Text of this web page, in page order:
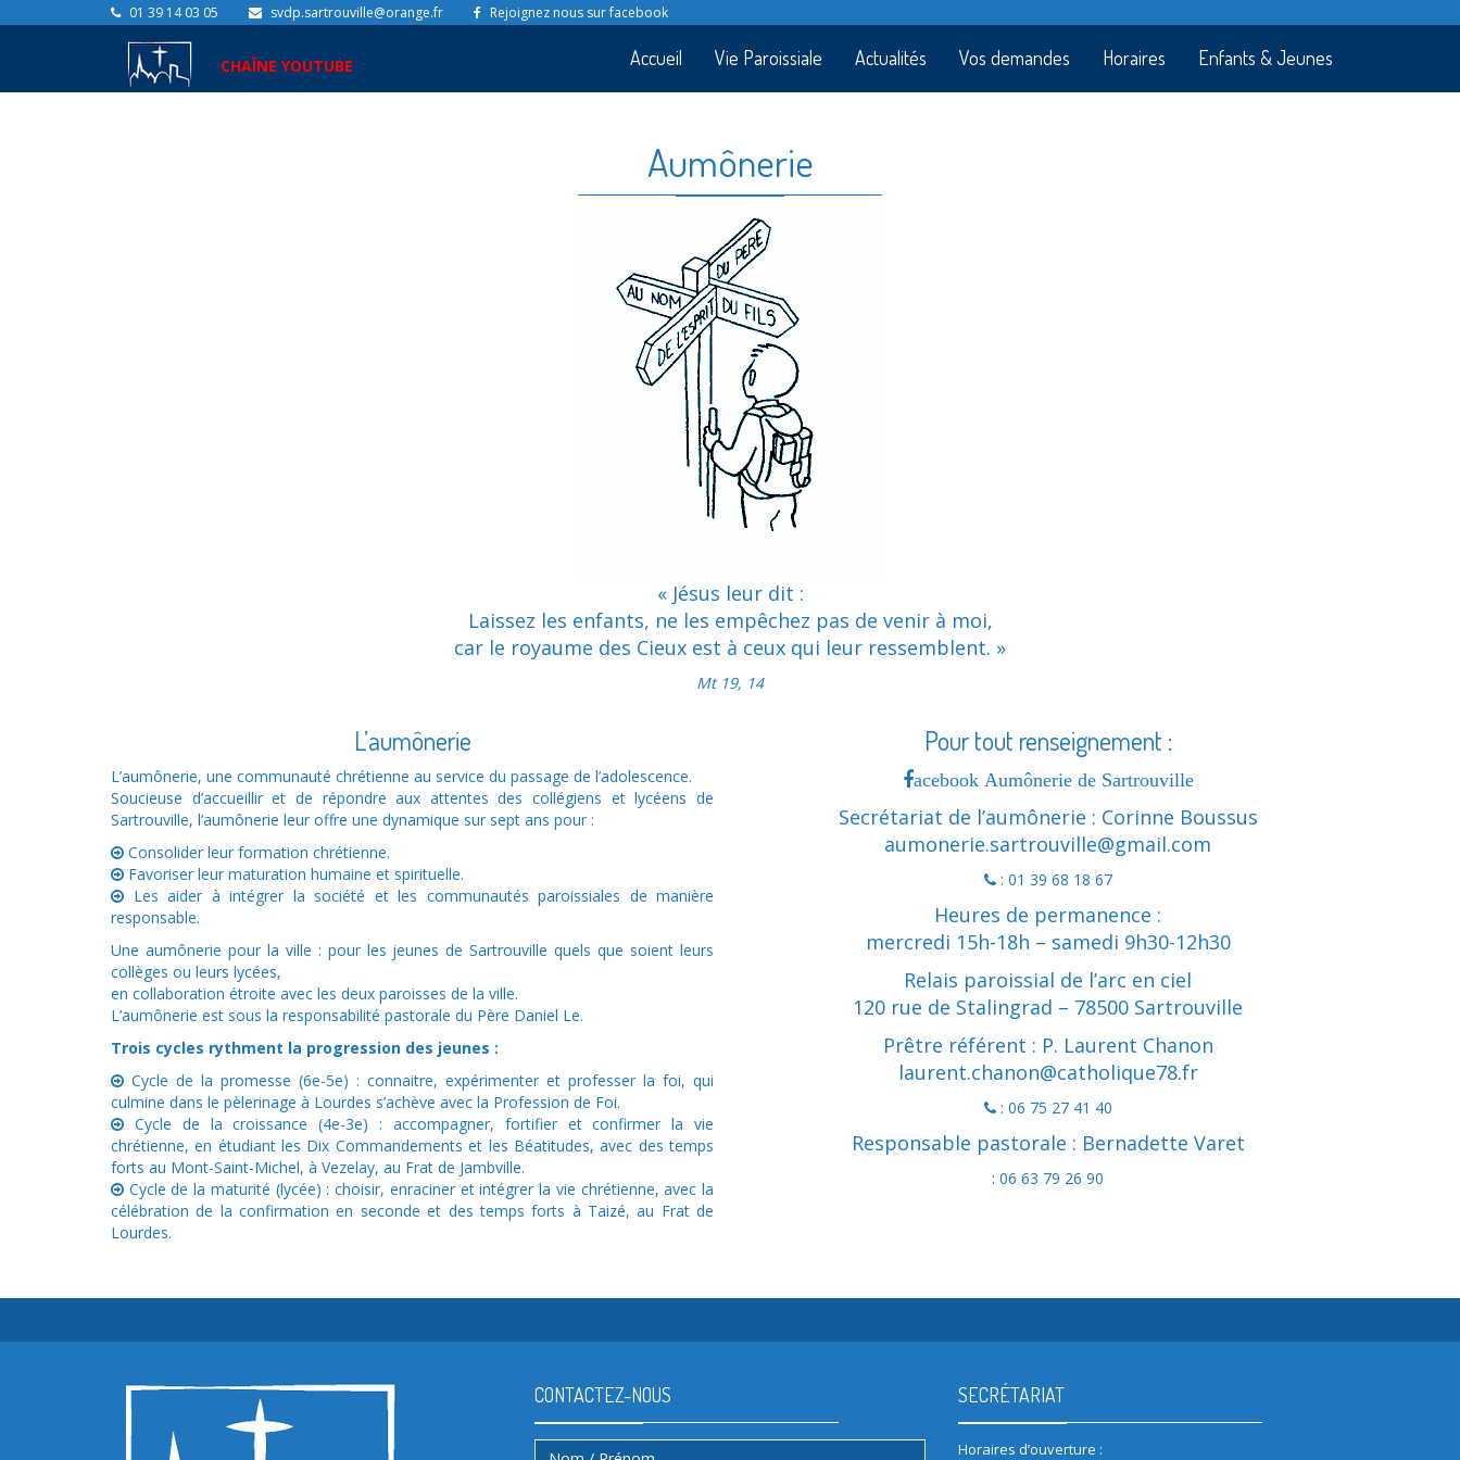
01 39 14 03 05 svdp.sartrouville@orange.fr Rejoignez nous sur facebook
CHAÎNE YOUTUBE Accueil Vie Paroissiale Actualités Vos demandes Horaires Enfants & Jeunes
Aumônerie
« Jésus leur dit :
Laissez les enfants, ne les empêchez pas de venir à moi,
car le royaume des Cieux est à ceux qui leur ressemblent. »
Mt 19, 14
L’aumônerie
L’aumônerie, une communauté chrétienne au service du passage de l’adolescence.
Soucieuse d’accueillir et de répondre aux attentes des collégiens et lycéens de
Sartrouville, l’aumônerie leur offre une dynamique sur sept ans pour :
Consolider leur formation chrétienne.
Favoriser leur maturation humaine et spirituelle.
Les aider à intégrer la société et les communautés paroissiales de manière
responsable.
Une aumônerie pour la ville : pour les jeunes de Sartrouville quels que soient leurs
collèges ou leurs lycées,
en collaboration étroite avec les deux paroisses de la ville.
L’aumônerie est sous la responsabilité pastorale du Père Daniel Le.
Trois cycles rythment la progression des jeunes :
Cycle de la promesse (6e-5e) : connaitre, expérimenter et professer la foi, qui
culmine dans le pèlerinage à Lourdes s’achève avec la Profession de Foi.
Cycle de la croissance (4e-3e) : accompagner, fortifier et confirmer la vie
chrétienne, en étudiant les Dix Commandements et les Béatitudes, avec des temps
forts au Mont-Saint-Michel, à Vezelay, au Frat de Jambville.
Cycle de la maturité (lycée) : choisir, enraciner et intégrer la vie chrétienne, avec la
célébration de la confirmation en seconde et des temps forts à Taizé, au Frat de
Lourdes.
Pour tout renseignement :
acebook Aumônerie de Sartrouville
Secrétariat de l’aumônerie : Corinne Boussus
aumonerie.sartrouville@gmail.com
: 01 39 68 18 67
Heures de permanence :
mercredi 15h-18h – samedi 9h30-12h30
Relais paroissial de l’arc en ciel
120 rue de Stalingrad – 78500 Sartrouville
Prêtre référent : P. Laurent Chanon
laurent.chanon@catholique78.fr
: 06 75 27 41 40
Responsable pastorale : Bernadette Varet
: 06 63 79 26 90
CONTACTEZ-NOUS SECRÉTARIAT
Horaires d’ouverture :